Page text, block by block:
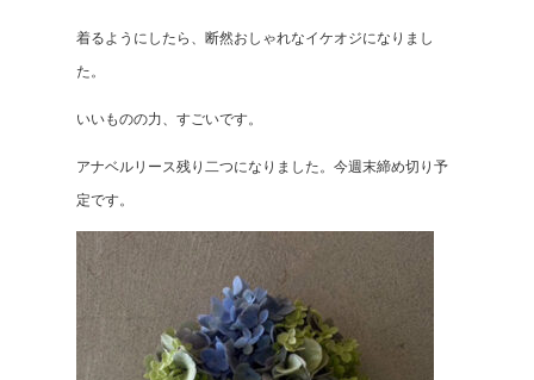
着るようにしたら、断然おしゃれなイケオジになりまし
た。
いいものの力、すごいです。
アナベルリース残り二つになりました。今週末締め切り予
定です。